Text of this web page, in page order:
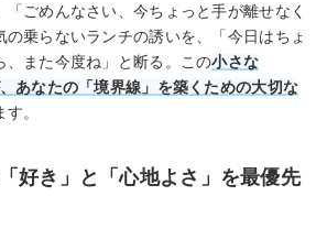
ごめんなさい、今ちょっと手が離せなく
の乗らないランチの誘いを、「今日はちょ
、また今度ね」と断る。この小さな
あなたの「境界線」を築くための大切な
。
好き」と「心地よさ」を最優先